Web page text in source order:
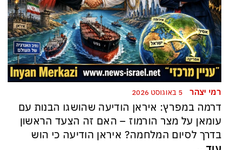
רמי יצהר
דרמה במפרץ: איראן הודיעה שהושגו הבנות עם
עומאן על מצר הורמוז – האם זה הצעד הראשון
בדרך לסיום המלחמה? איראן הודיעה כי הוש